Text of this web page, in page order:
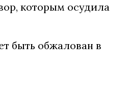
которым осудила
быть обжалован в